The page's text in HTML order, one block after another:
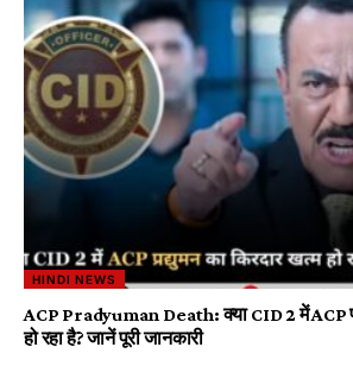
HINDI NEWS
ACP Pradyuman Death: क्या CID 2 में ACP
हो रहा है? जानें पूरी जानकारी